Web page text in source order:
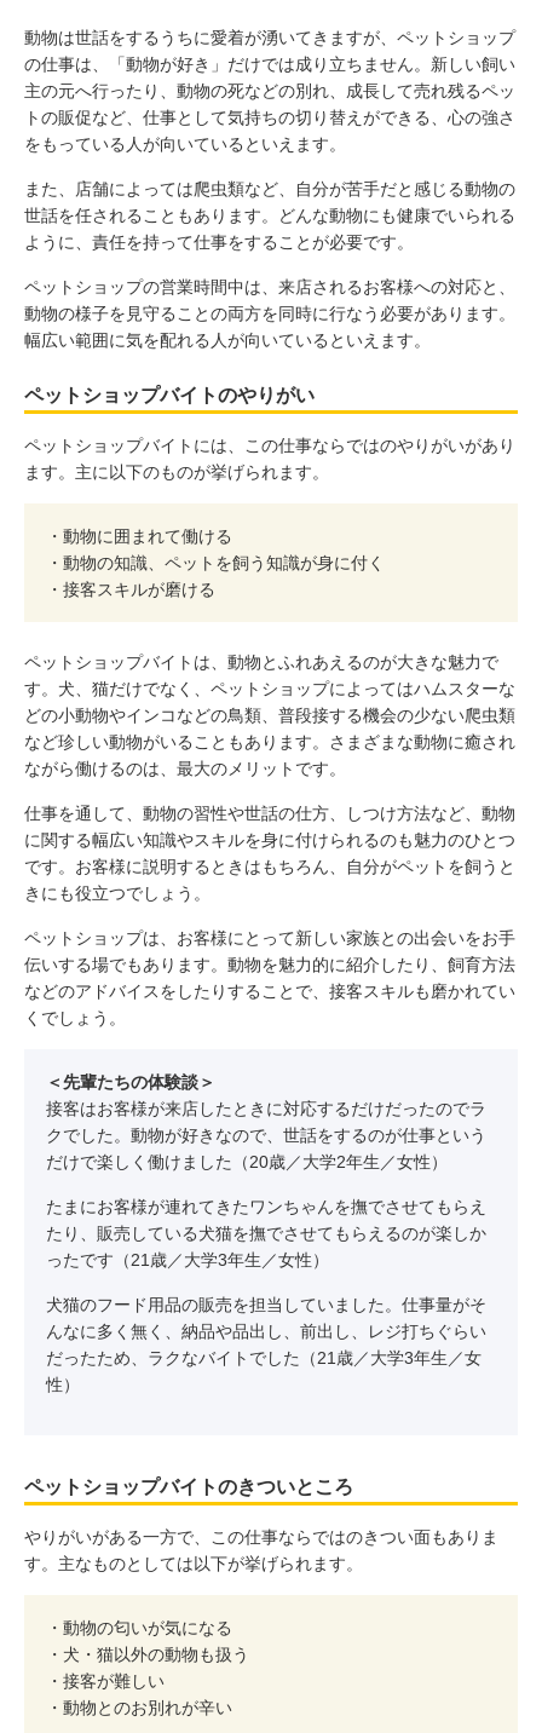
動物は世話をするうちに愛着が湧いてきますが、ペットショップ
の仕事は、「動物が好き」だけでは成り立ちません。新しい飼い
主の元へ行ったり、動物の死などの別れ、成長して売れ残るペッ
トの販促など、仕事として気持ちの切り替えができる、心の強さ
をもっている人が向いているといえます。
また、店舗によっては爬虫類など、自分が苦手だと感じる動物の
世話を任されることもあります。どんな動物にも健康でいられる
ように、責任を持って仕事をすることが必要です。
ペットショップの営業時間中は、来店されるお客様への対応と、
動物の様子を見守ることの両方を同時に行なう必要があります。
幅広い範囲に気を配れる人が向いているといえます。
ペットショップバイトのやりがい
ペットショップバイトには、この仕事ならではのやりがいがあり
ます。主に以下のものが挙げられます。
・動物に囲まれて働ける
・動物の知識、ペットを飼う知識が身に付く
・接客スキルが磨ける
ペットショップバイトは、動物とふれあえるのが大きな魅力で
す。犬、猫だけでなく、ペットショップによってはハムスターな
どの小動物やインコなどの鳥類、普段接する機会の少ない爬虫類
など珍しい動物がいることもあります。さまざまな動物に癒され
ながら働けるのは、最大のメリットです。
仕事を通して、動物の習性や世話の仕方、しつけ方法など、動物
に関する幅広い知識やスキルを身に付けられるのも魅力のひとつ
です。お客様に説明するときはもちろん、自分がペットを飼うと
きにも役立つでしょう。
ペットショップは、お客様にとって新しい家族との出会いをお手
伝いする場でもあります。動物を魅力的に紹介したり、飼育方法
などのアドバイスをしたりすることで、接客スキルも磨かれてい
くでしょう。
＜先輩たちの体験談＞
接客はお客様が来店したときに対応するだけだったのでラ
クでした。動物が好きなので、世話をするのが仕事という
だけで楽しく働けました（20歳／大学2年生／女性）
たまにお客様が連れてきたワンちゃんを撫でさせてもらえ
たり、販売している犬猫を撫でさせてもらえるのが楽しか
ったです（21歳／大学3年生／女性）
犬猫のフード用品の販売を担当していました。仕事量がそ
んなに多く無く、納品や品出し、前出し、レジ打ちぐらい
だったため、ラクなバイトでした（21歳／大学3年生／女
性）
ペットショップバイトのきついところ
やりがいがある一方で、この仕事ならではのきつい面もありま
す。主なものとしては以下が挙げられます。
・動物の匂いが気になる
・犬・猫以外の動物も扱う
・接客が難しい
・動物とのお別れが辛い